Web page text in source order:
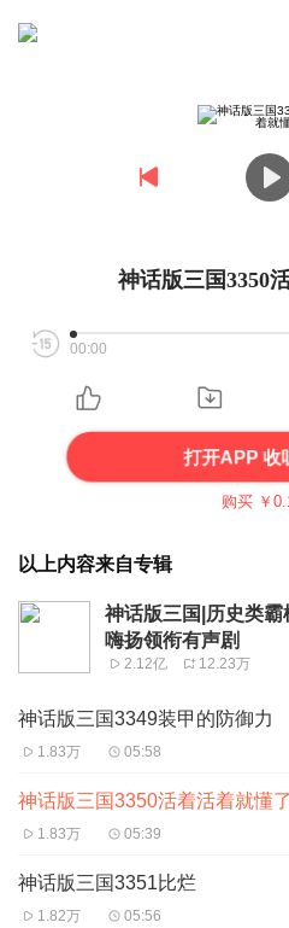
神话版三国3350
00:00
打开APP 收
购买 ￥
以上内容来自专辑
神话版三国|历史类霸
嗨扬领衔有声剧
2.12亿 12.23万
神话版三国3349装甲的防御力
1.83万 05:58
神话版三国3350活着活着就懂了
1.83万 05:39
神话版三国3351比烂
1.82万 05:56